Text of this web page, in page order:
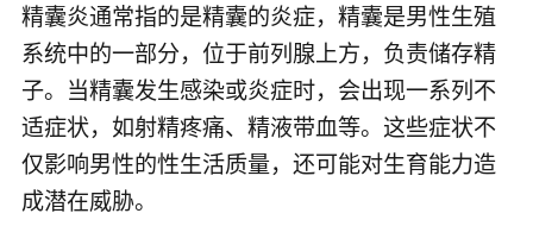
精囊炎通常指的是精囊的炎症，精囊是男性生殖
系统中的一部分，位于前列腺上方，负责储存精
子。当精囊发生感染或炎症时，会出现一系列不
适症状，如射精疼痛、精液带血等。这些症状不
仅影响男性的性生活质量，还可能对生育能力造
成潜在威胁。